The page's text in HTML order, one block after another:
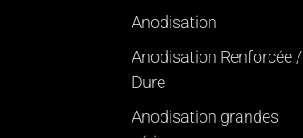
Anodisation
Anodisation Renforcée /
Dure
Anodisation grandes